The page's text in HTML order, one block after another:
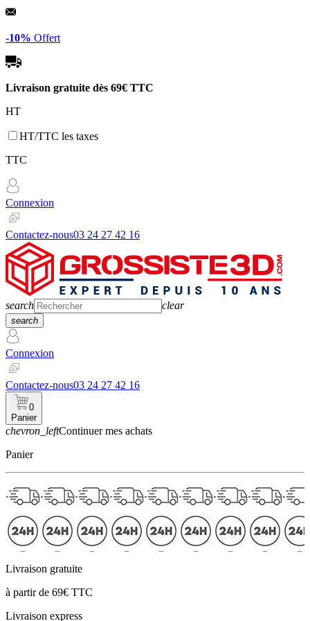
Panneau de gestion des cookies
-10% Offert
Livraison gratuite dès 69€ TTC
HT
HT/TTC les taxes
TTC
Connexion
Contactez-nous03 24 27 42 16
search clear
search
Connexion
Contactez-nous03 24 27 42 16
0
Panier
chevron_leftContinuer mes achats
Panier
Livraison gratuite
à partir de 69€ TTC
Livraison express